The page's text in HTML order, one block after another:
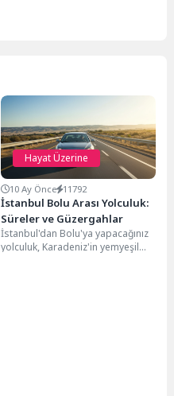
Hayat Üzerine
10 Ay Önce 11792
İstanbul Bolu Arası Yolculuk:
Süreler ve Güzergahlar
İstanbul'dan Bolu'ya yapacağınız
yolculuk, Karadeniz'in yemyeşil